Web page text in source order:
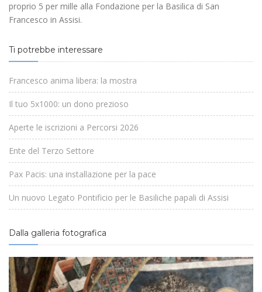
proprio 5 per mille alla Fondazione per la Basilica di San
Francesco in Assisi.
Ti potrebbe interessare
Francesco anima libera: la mostra
Il tuo 5x1000: un dono prezioso
Aperte le iscrizioni a Percorsi 2026
Ente del Terzo Settore
Pax Pacis: una installazione per la pace
Un nuovo Legato Pontificio per le Basiliche papali di Assisi
Dalla galleria fotografica